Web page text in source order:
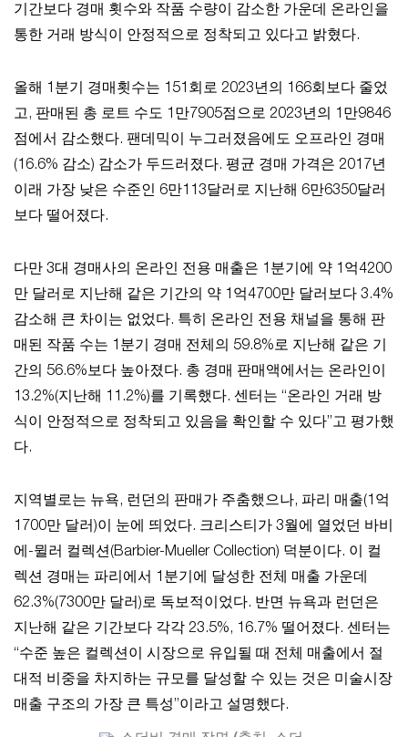
기간보다 경매 횟수와 작품 수량이 감소한 가운데 온라인을
통한 거래 방식이 안정적으로 정착되고 있다고 밝혔다.
올해 1분기 경매횟수는 151회로 2023년의 166회보다 줄었
고, 판매된 총 로트 수도 1만7905점으로 2023년의 1만9846
점에서 감소했다. 팬데믹이 누그러졌음에도 오프라인 경매
(16.6% 감소) 감소가 두드러졌다. 평균 경매 가격은 2017년
이래 가장 낮은 수준인 6만113달러로 지난해 6만6350달러
보다 떨어졌다.
다만 3대 경매사의 온라인 전용 매출은 1분기에 약 1억4200
만 달러로 지난해 같은 기간의 약 1억4700만 달러보다 3.4%
감소해 큰 차이는 없었다. 특히 온라인 전용 채널을 통해 판
매된 작품 수는 1분기 경매 전체의 59.8%로 지난해 같은 기
간의 56.6%보다 높아졌다. 총 경매 판매액에서는 온라인이
13.2%(지난해 11.2%)를 기록했다. 센터는 “온라인 거래 방
식이 안정적으로 정착되고 있음을 확인할 수 있다”고 평가했
다.
지역별로는 뉴욕, 런던의 판매가 주춤했으나, 파리 매출(1억
1700만 달러)이 눈에 띄었다. 크리스티가 3월에 열었던 바비
에-뮐러 컬렉션(Barbier-Mueller Collection) 덕분이다. 이 컬
렉션 경매는 파리에서 1분기에 달성한 전체 매출 가운데
62.3%(7300만 달러)로 독보적이었다. 반면 뉴욕과 런던은
지난해 같은 기간보다 각각 23.5%, 16.7% 떨어졌다. 센터는
“수준 높은 컬렉션이 시장으로 유입될 때 전체 매출에서 절
대적 비중을 차지하는 규모를 달성할 수 있는 것은 미술시장
매출 구조의 가장 큰 특성”이라고 설명했다.